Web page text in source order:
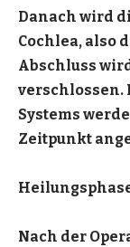
Danach wird
Cochlea, also
Abschluss
verschlossen.
Systems
Zeitpunkt
Nach der